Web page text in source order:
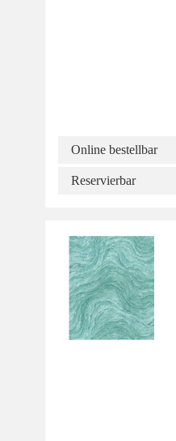
Online bestellbar
Reservierbar